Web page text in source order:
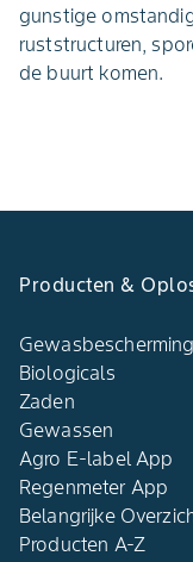
gunstige
ruststructuren,
de buurt komen.
Producten &
Gewasbescherming
Biologicals
Zaden
Gewassen
Agro E-label App
Regenmeter App
Belangrijke
Producten A-Z